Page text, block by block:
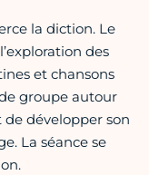
la diction. Le
des
et chansons
groupe autour
développer son
La séance se